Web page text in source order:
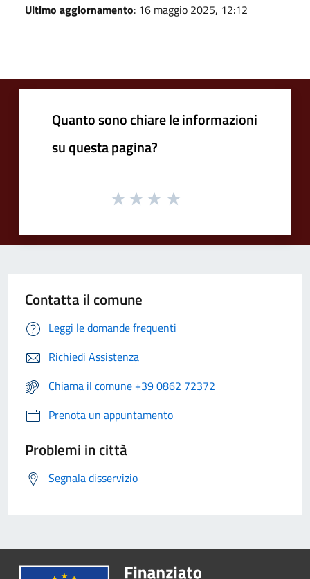
Ultimo aggiornamento: 16 maggio 2025, 12:12
Quanto sono chiare le informazioni
su questa pagina?
Contatta il comune
Leggi le domande frequenti
Richiedi Assistenza
Chiama il comune +39 0862 72372
Prenota un appuntamento
Problemi in città
Segnala disservizio